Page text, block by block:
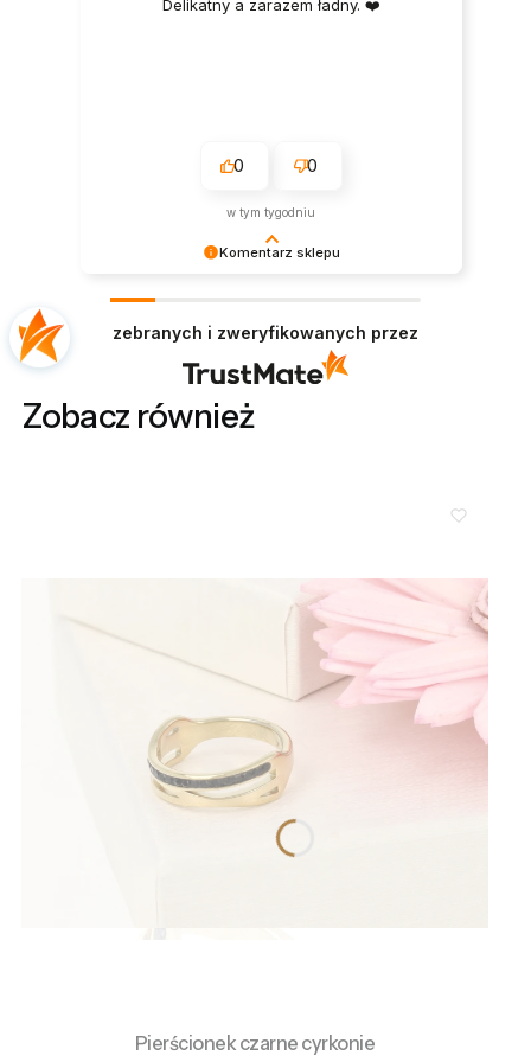
Komentarz sklepu
że jesteśmy na właściwym torze :) Z
pozdrowieniami, obsługa sklepu.
Delikatny a zarazem ładny. ❤️
0 0
w tym tygodniu
zebranych i zweryfikowanych przez
Zobacz również
Pierścionek czarne cyrkonie